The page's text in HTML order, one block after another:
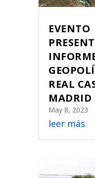
EVENTO
REAL
MADRID
May 8, 2023
leer más